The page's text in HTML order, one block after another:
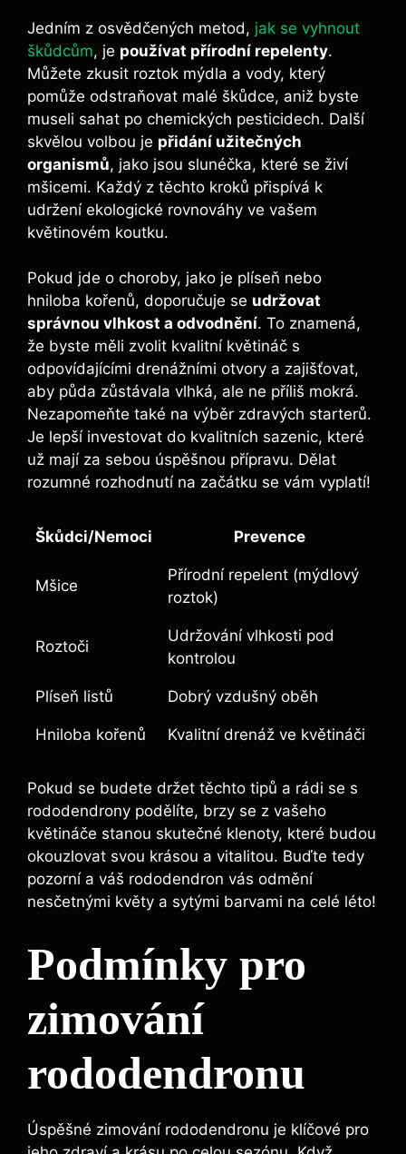
Jedním z osvědčených metod, jak se vyhnout
škůdcům, je používat přírodní repelenty.
Můžete zkusit roztok mýdla a vody, který
pomůže odstraňovat malé škůdce, aniž byste
museli sahat po chemických pesticidech. Další
skvělou volbou je přidání užitečných
organismů, jako jsou slunéčka, které se živí
mšicemi. Každý z těchto kroků přispívá k
udržení ekologické rovnováhy ve vašem
květinovém koutku.
Pokud jde o choroby, jako je plíseň nebo
hniloba kořenů, doporučuje se udržovat
správnou vlhkost a odvodnění. To znamená,
že byste měli zvolit kvalitní květináč s
odpovídajícími drenážními otvory a zajišťovat,
aby půda zůstávala vlhká, ale ne příliš mokrá.
Nezapomeňte také na výběr zdravých starterů.
Je lepší investovat do kvalitních sazenic, které
už mají za sebou úspěšnou přípravu. Dělat
rozumné rozhodnutí na začátku se vám vyplatí!
Škůdci/Nemoci Prevence
Mšice
Přírodní repelent (mýdlový
roztok)
Roztoči
Udržování vlhkosti pod
kontrolou
Plíseň listů Dobrý vzdušný oběh
Hniloba kořenů Kvalitní drenáž ve květináči
Pokud se budete držet těchto tipů a rádi se s
rododendrony podělíte, brzy se z vašeho
květináče stanou skutečné klenoty, které budou
okouzlovat svou krásou a vitalitou. Buďte tedy
pozorní a váš rododendron vás odmění
nesčetnými květy a sytými barvami na celé léto!
Podmínky pro
zimování
rododendronu
Úspěšné zimování rododendronu je klíčové pro